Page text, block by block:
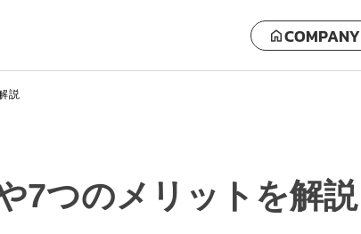
COMPANY
説
7つのメリットを解説